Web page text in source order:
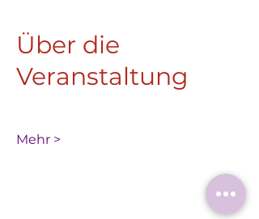
Über die
Veranstaltung
Mehr >